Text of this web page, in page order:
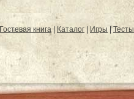
Гостевая книга| Каталог Игры |Тесты